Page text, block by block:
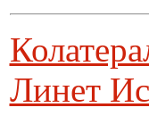
Линет